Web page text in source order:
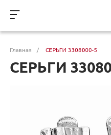
Главная / СЕРЬГИ 3308000-5
СЕРЬГИ